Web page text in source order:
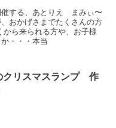
催する、あとりえ まみぃ〜
おかげさまでたくさんの方
ら来られる方や、お子様
・・・本当
クリスマスランプ 作